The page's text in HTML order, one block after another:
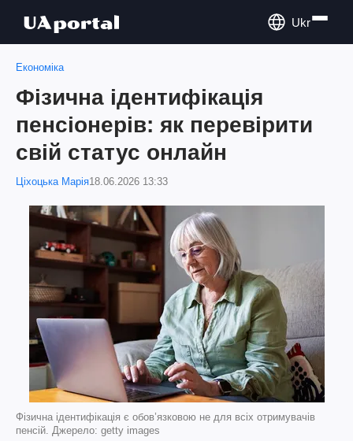
Ukr
Економіка
Фізична ідентифікація
пенсіонерів: як перевірити
свій статус онлайн
Ціхоцька Марія18.06.2026 13:33
Фізична ідентифікація є обов’язковою не для всіх отримувачів
пенсій. Джерело: getty images